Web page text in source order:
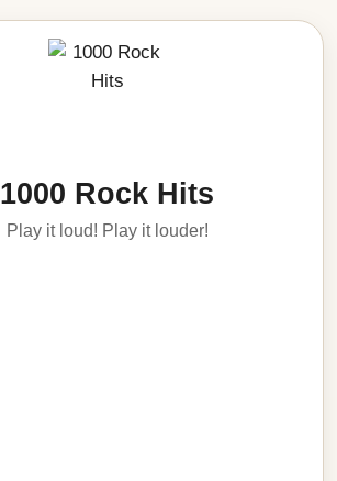
1000 Rock Hits
Play it loud! Play it louder!